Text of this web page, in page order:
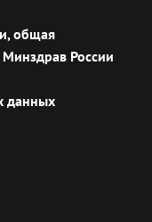
общая
России
данных